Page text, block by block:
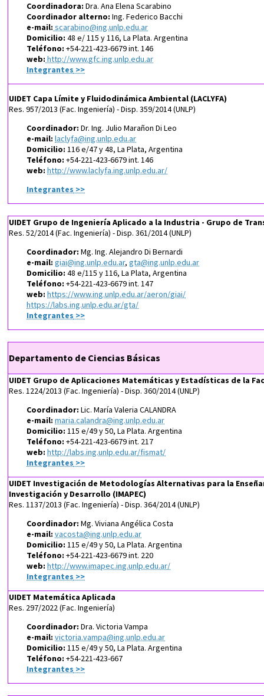
Coordinadora: Dra. Ana Elena Scarabino
Coordinador alterno:Ing. Federico Bacchi
e-mail: scarabino@ing.unlp.edu.ar
Domicilio: 48 e/ 115 y 116, La Plata. Argentina
Teléfono: +54-221-423-6679 int. 146
web: http://www.gfc.ing.unlp.edu.ar
Integrantes >>
UIDET Capa Límite y Fluidodinámica Ambiental (LACLYFA)
Res. 957/2013 (Fac. Ingeniería) - Disp. 359/2014 (UNLP)
Coordinador: Dr. Ing. Julio Marañon Di Leo
e-mail: laclyfa@ing.unlp.edu.ar
Domicilio: 116 e/47 y 48, La Plata, Argentina
Teléfono: +54-221-423-6679 int. 146
web: http://www.laclyfa.ing.unlp.edu.ar/
Integrantes >>
UIDET Grupo de Ingeniería Aplicado a la Industria - Grupo de
Res. 52/2014 (Fac. Ingeniería) - Disp. 361/2014 (UNLP)
Coordinador: Mg. Ing. Alejandro Di Bernardi
e-mail:giai@ing.unlp.edu.ar,gta@ing.unlp.edu.ar
Domicilio: 48 e/115 y 116, La Plata, Argentina
Teléfono: +54-221-423-6679 int. 147
web: https://www.ing.unlp.edu.ar/aeron/giai/
https://labs.ing.unlp.edu.ar/gta/
Integrantes >>
Departamento de Ciencias Básicas
UIDET Grupo de Aplicaciones Matemáticas y Estadísticas de la
Res. 1224/2013 (Fac. Ingeniería) - Disp. 360/2014 (UNLP)
Coordinador: Lic. María Valeria CALANDRA
e-mail: maria.calandra@ing.unlp.edu.ar
Domicilio: 115 e/49 y 50, La Plata. Argentina
Teléfono: +54-221-423-6679 int. 217
web: http://labs.ing.unlp.edu.ar/fismat/
Integrantes >>
UIDET Investigación de Metodologías Alternativas para la
Investigación y Desarrollo (IMAPEC)
Res. 1137/2013 (Fac. Ingeniería) - Disp. 364/2014 (UNLP)
Coordinador: Mg. Viviana Angélica Costa
e-mail: vacosta@ing.unlp.edu.ar
Domicilio:115 e/49 y 50, La Plata. Argentina
Teléfono: +54-221-423-6679 int. 220
web: http://www.imapec.ing.unlp.edu.ar/
Integrantes >>
UIDET Matemática Aplicada
Res. 297/2022(Fac. Ingeniería)
Coordinador: Dra. Victoria Vampa
e-mail: victoria.vampa@ing.unlp.edu.ar
Domicilio:115 e/49 y 50, La Plata. Argentina
Teléfono: +54-221-423-667
Integrantes >>